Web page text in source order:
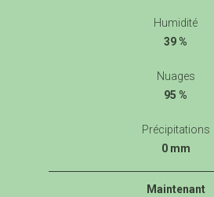
Humidité
39 %
Nuages
95 %
Précipitations
0 mm
Maintenant